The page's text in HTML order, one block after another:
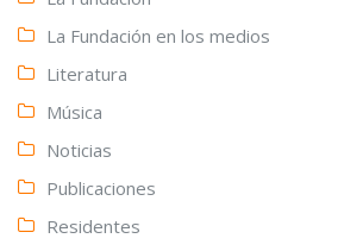
La Fundación en los medios
Literatura
Música
Noticias
Publicaciones
Residentes